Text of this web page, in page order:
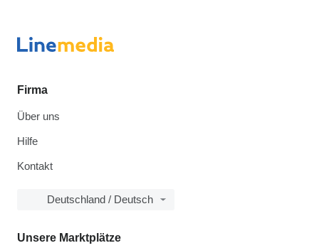
Firma
Über uns
Hilfe
Kontakt
Deutschland / Deutsch
Unsere Marktplätze